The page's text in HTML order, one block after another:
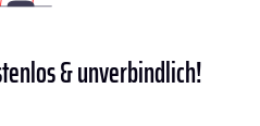
& unverbindlich!